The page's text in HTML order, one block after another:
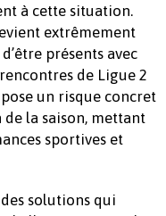
à cette situation.
extrêmement
présents avec
de Ligue 2
un risque concret
la saison, mettant
sportives et
solutions qui